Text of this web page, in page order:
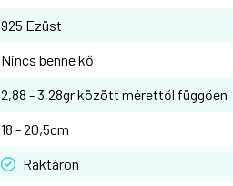
925 Ezüst
Nincs benne kő
2,88 - 3,28gr között mérettől függően
18 - 20,5cm
Raktáron